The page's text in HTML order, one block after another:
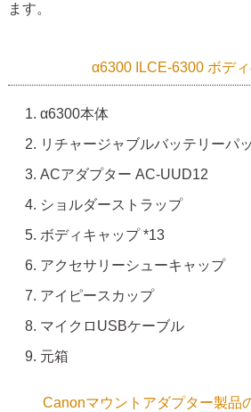
ます。
α6300 ILCE-6300 ボデ
α6300本体
リチャージャブルバッテリーパ
ACアダプター AC-UUD12
ショルダーストラップ
ボディキャップ *13
アクセサリーシューキャップ
アイピースカップ
マイクロUSBケーブル
元箱
Canonマウントアダプター製品